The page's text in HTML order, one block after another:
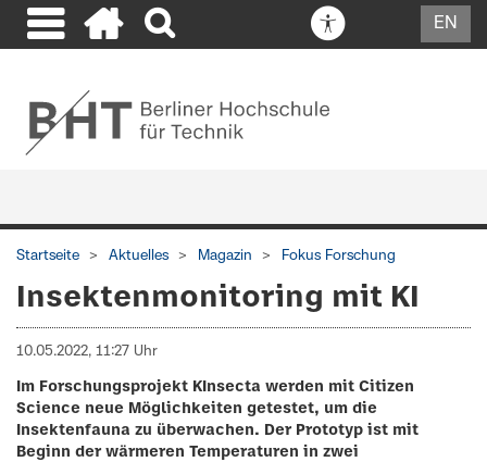
EN
Startseite Aktuelles Magazin Fokus Forschung
Insektenmonitoring mit KI
10.05.2022, 11:27 Uhr
Im Forschungsprojekt KInsecta werden mit Citizen
Science neue Möglichkeiten getestet, um die
Insektenfauna zu überwachen. Der Prototyp ist mit
Beginn der wärmeren Temperaturen in zwei